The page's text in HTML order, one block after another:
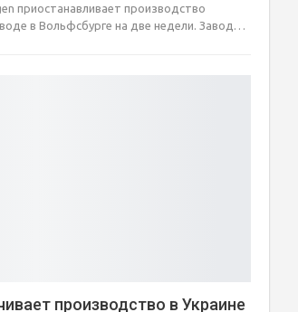
приостанавливает производство
в Вольфсбурге на две недели. Завод…
производство в Украине